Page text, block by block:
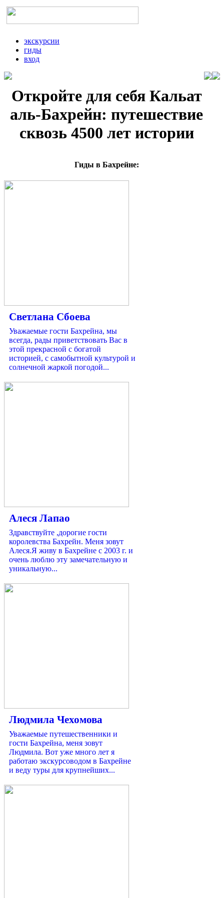
экскурсии
гиды
вход
Откройте для себя Кальат
аль-Бахрейн: путешествие
сквозь 4500 лет истории
Гиды в Бахрейне:
Светлана Сбоева
Уважаемые гости Бахрейна, мы
всегда, рады приветствовать Вас в
этой прекрасной с богатой
историей, с самобытной культурой и
солнечной жаркой погодой...
Алеся Лапао
Здравствуйте ,дорогие гости
королевствa Бахрейн. Меня зовут
Алеся.Я живу в Бахрейне с 2003 г. и
очень люблю эту замечательную и
уникальную...
Людмила Чехомова
Уважаемые путешественники и
гости Бахрейна, меня зовут
Людмила. Вот уже много лет я
работаю экскурсоводом в Бахрейне
и веду туры для крупнейших...